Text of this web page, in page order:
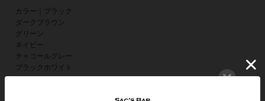
カラー｜ブラック
ダークブラウン
グリーン
ネイビー
チャコールグレー
ブラックホワイト